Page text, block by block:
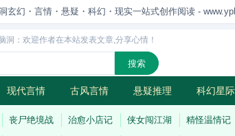
玄幻・言情・悬疑・科幻・现实一站式创作阅读 -
洞：欢迎作者在本站发表文章,分享心情！
现代言情 古风言情 悬疑推理 科幻星际
连载
丧尸绝境战 治愈小店记 侠女闯江湖 精怪温情记